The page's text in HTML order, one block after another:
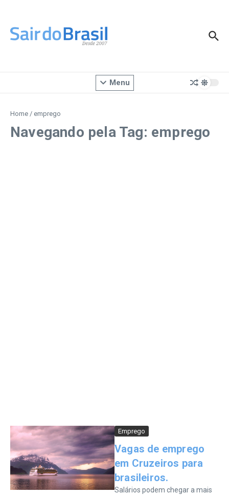
Menu
Home / emprego
Navegando pela Tag: emprego
Emprego
Vagas de emprego
em Cruzeiros para
brasileiros.
Salários podem chegar a mais